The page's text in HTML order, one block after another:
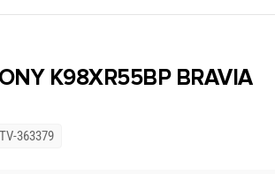
K98XR55BP BRAVIA
TV-363379